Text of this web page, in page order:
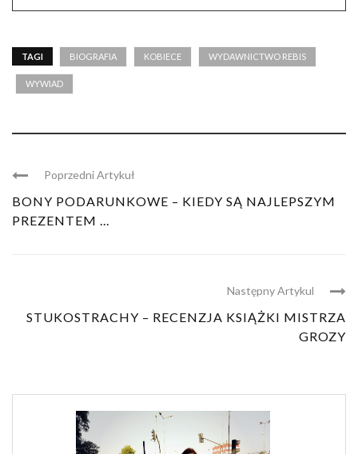
TAGI BIOGRAFIA KOBIECE WYDAWNICTWO REBIS
WYWIAD
Poprzedni Artykuł
BONY PODARUNKOWE – KIEDY SĄ NAJLEPSZYM
PREZENTEM ...
Następny Artykul
STUKOSTRACHY – RECENZJA KSIĄŻKI MISTRZA
GROZY